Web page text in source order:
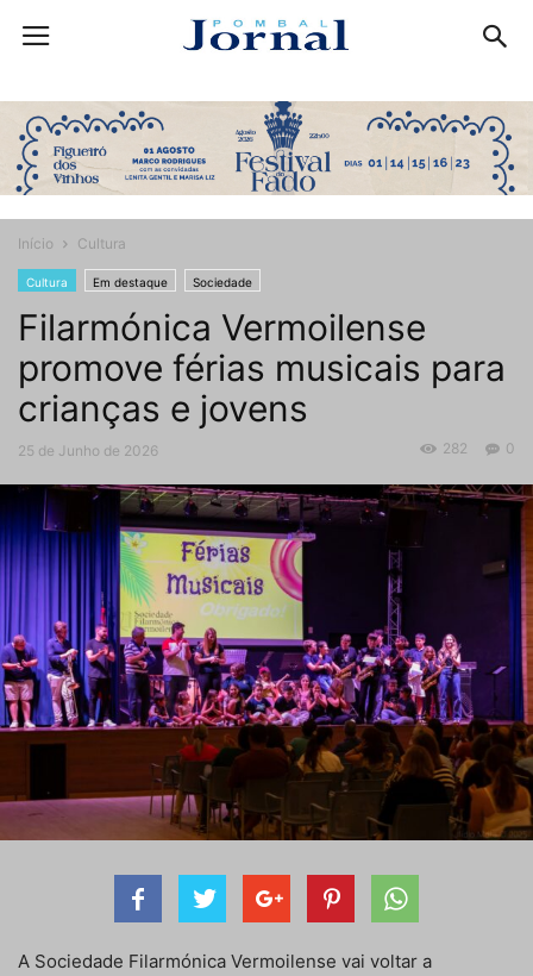
Início Cultura
Cultura Em destaque Sociedade
Filarmónica Vermoilense
promove férias musicais para
crianças e jovens
25 de Junho de 2026 0
282
A Sociedade Filarmónica Vermoilense vai voltar a